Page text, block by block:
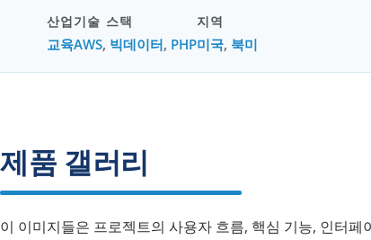
산업
교육
기술 스택
AWS, 빅데이터, PHP
지역
미국, 북미
제품 갤러리
이 이미지들은 프로젝트의 사용자 흐름, 핵심 기능, 인터페